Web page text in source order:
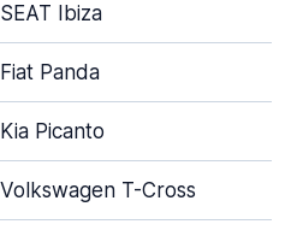
SEAT Ibiza
Fiat Panda
Kia Picanto
Volkswagen T-Cross